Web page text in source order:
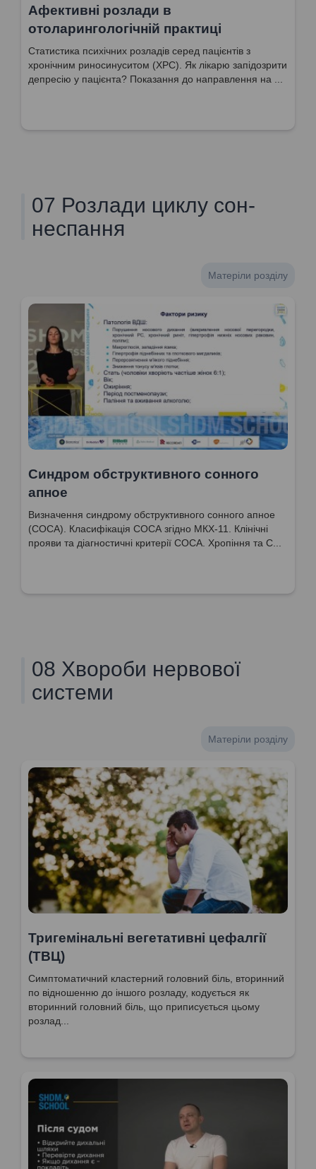
Афективні розлади в
отоларингологічній практиці
Статистика психічних розладів серед пацієнтів з
хронічним риносинуситом (ХРС). Як лікарю запідозрити
депресію у пацієнта? Показання до направлення на ...
07 Розлади циклу сон-
неспання
Матеріли розділу
Синдром обструктивного сонного
апное
Визначення синдрому обструктивного сонного апное
(СОСА). Класифікація СОСА згідно МКХ-11. Клінічні
прояви та діагностичні критерії СОСА. Хропіння та С...
08 Хвороби нервової
системи
Матеріли розділу
Тригемінальні вегетативні цефалгії
(ТВЦ)
Симптоматичний кластерний головний біль, вторинний
по відношенню до іншого розладу, кодується як
вторинний головний біль, що приписується цьому
розлад...